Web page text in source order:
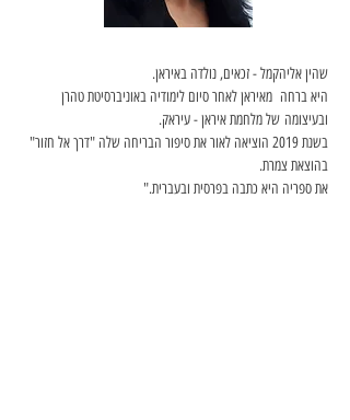
שהין אליהקמל - זכאים, נולדה באיראן.
היא ברחה  מאיראן לאחר סיום לימודיה באוניברסיטת טהרן
ובעיצומה של מלחמת איראן - עיראק.
בשנת 2019 הוציאה לאור את סיפור הבריחה שלה "דרך אל חזור"
בהוצאת צמרת.
את ספריה היא כתבה בפרסית ובעברית."